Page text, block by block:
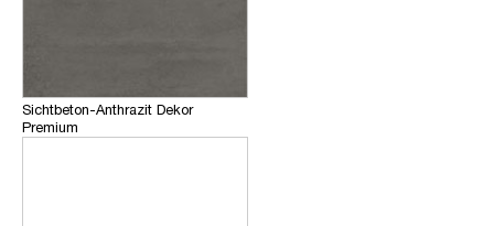
Sichtbeton-Anthrazit Dekor
Premium